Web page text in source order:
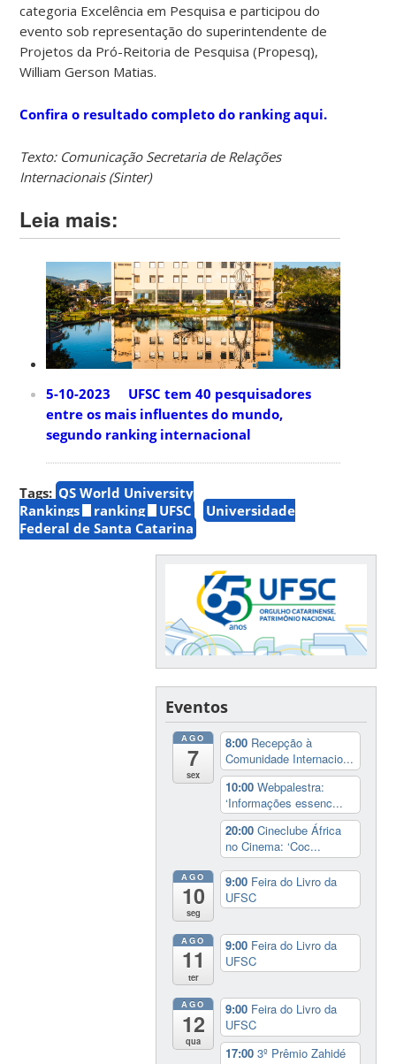
categoria Excelência em Pesquisa e participou do
evento sob representação do superintendente de
Projetos da Pró-Reitoria de Pesquisa (Propesq),
William Gerson Matias.
Confira o resultado completo do ranking aqui.
Texto: Comunicação Secretaria de Relações
Internacionais (Sinter)
Leia mais:
5-10-2023 UFSC tem 40 pesquisadores
entre os mais influentes do mundo,
segundo ranking internacional
Tags: QS World University
Rankings
ranking UFSC
Universidade
Federal de Santa Catarina
Eventos
AGO
7
sex
8:00 Recepção à
Comunidade Internacio...
10:00Webpalestra:
‘Informações essenc...
20:00Cineclube África
no Cinema: ‘Coc...
AGO
10
seg
9:00 Feira do Livro da
UFSC
AGO
11
ter
9:00 Feira do Livro da
UFSC
AGO
12
qua
9:00 Feira do Livro da
UFSC
17:003º Prêmio Zahidé